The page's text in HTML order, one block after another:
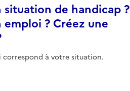
situation de handicap ?
? Créez une
correspond à votre situation.